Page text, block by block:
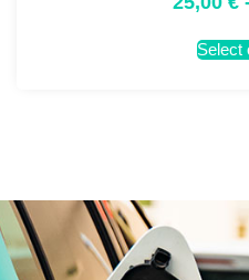
Select